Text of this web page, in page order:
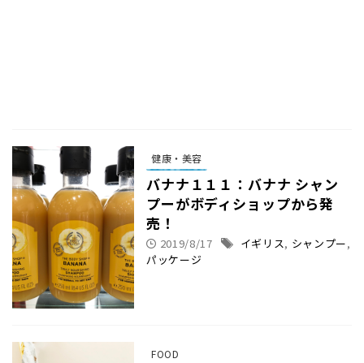
健康・美容
バナナ１１１：バナナ シャン
プーがボディショップから発
売！
2019/8/17 イギリス, シャンプー,
パッケージ
FOOD